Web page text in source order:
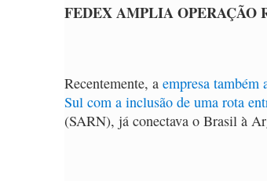
FEDEX AMPLIA OPERAÇÃO
Recentemente, a empresa
Sul com a inclusão de uma rota
(SARN), já conectava o Brasil à